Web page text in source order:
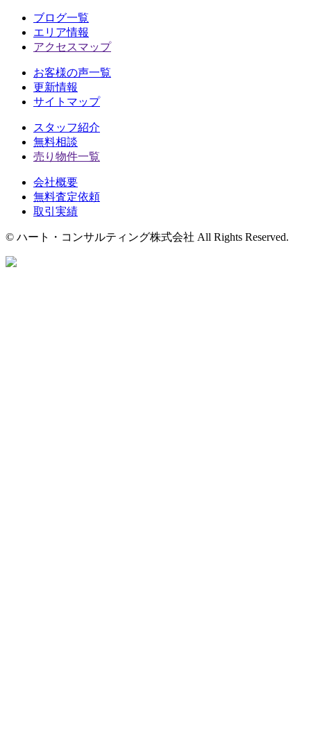
ブログ一覧
エリア情報
アクセスマップ
お客様の声一覧
更新情報
サイトマップ
スタッフ紹介
無料相談
売り物件一覧
会社概要
無料査定依頼
取引実績
© ハート・コンサルティング株式会社 All Rights Reserved.